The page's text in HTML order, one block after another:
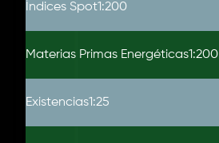
Índices Spot1:200
Materias Primas Energéticas1:200
Existencias1:25